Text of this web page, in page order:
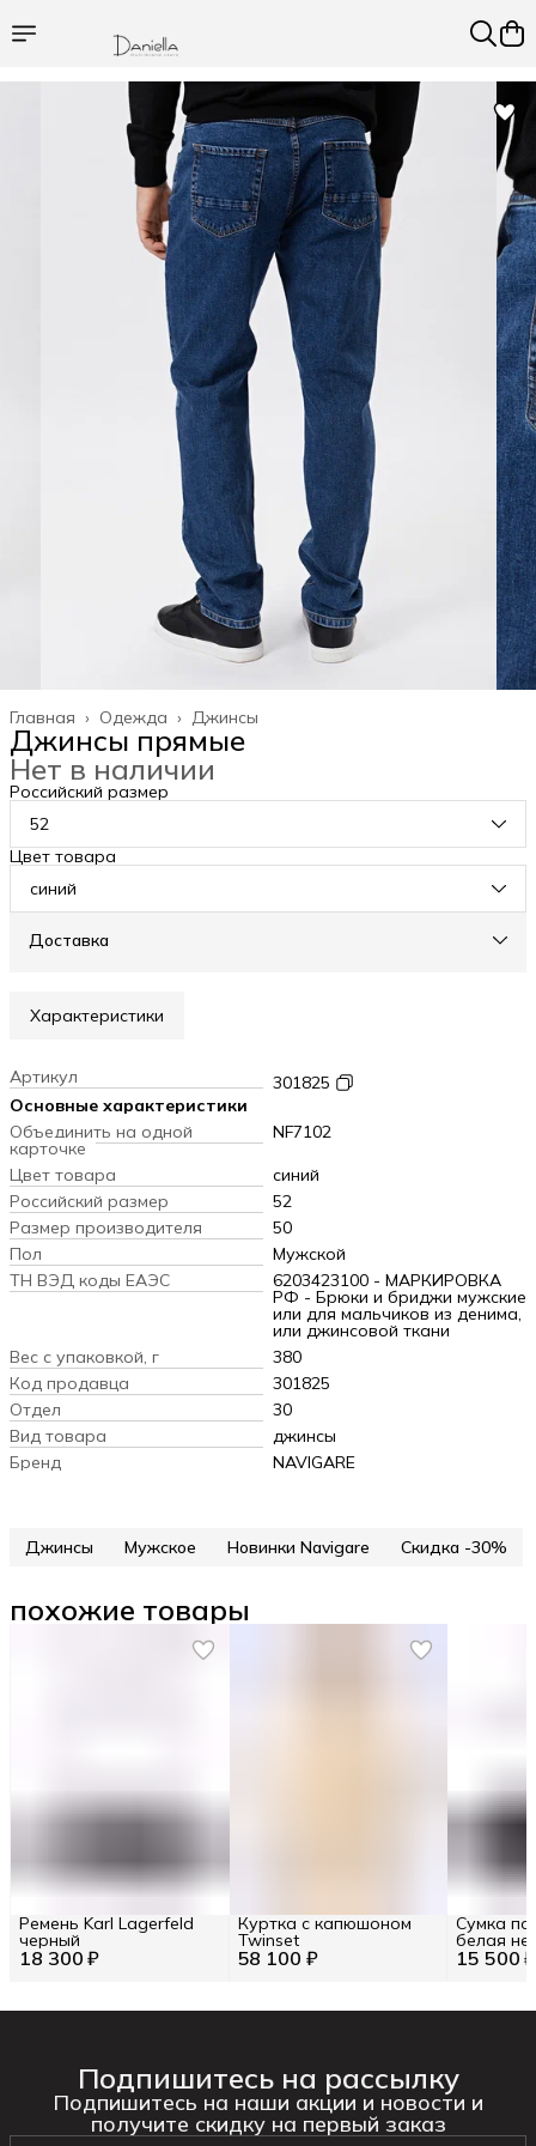
Джинсы
Одежда ›
Главная ›
Джинсы прямые
Нет в наличии
Российский размер
52
Цвет товара
синий
Доставка
Характеристики
Артикул
301825
Основные характеристики
Объединить на одной
карточке
NF7102
Цвет товара
синий
Российский размер
52
Размер производителя
50
Пол
Мужской
ТН ВЭД коды ЕАЭС
6203423100 - МАРКИРОВКА
РФ - Брюки и бриджи мужские
или для мальчиков из денима,
или джинсовой ткани
Вес с упаковкой, г
380
Код продавца
301825
Отдел
30
Вид товара
джинсы
Бренд
NAVIGARE
Джинсы Мужское Новинки Navigare Скидка -30%
похожие товары
18 300 ₽
Ремень Karl Lagerfeld
черный
58 100 ₽
Куртка с капюшоном
Twinset
15 500 ₽
Сумка
белая
Подпишитесь на рассылку
Подпишитесь на наши акции и новости и
получите скидку на первый заказ